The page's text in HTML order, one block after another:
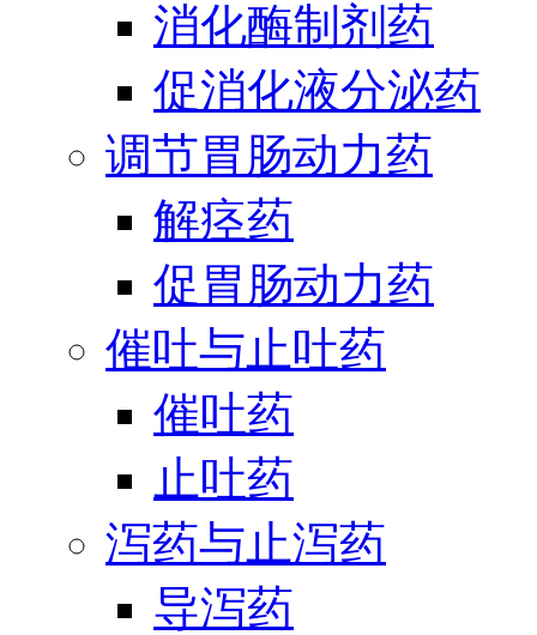
消化酶制剂药
促消化液分泌药
调节胃肠动力药
解痉药
促胃肠动力药
催吐与止吐药
催吐药
止吐药
泻药与止泻药
导泻药